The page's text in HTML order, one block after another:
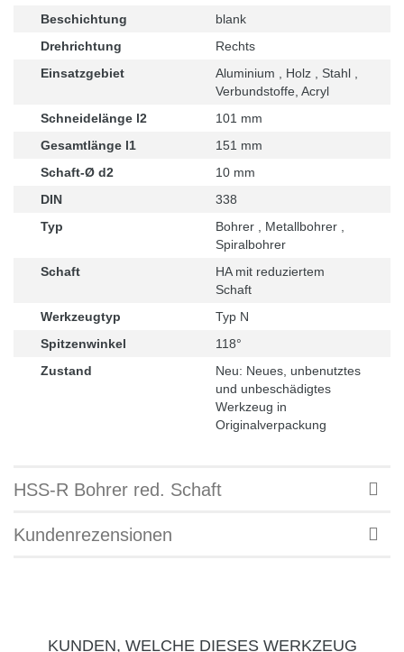
Beschichtung
blank
Drehrichtung
Rechts
Einsatzgebiet
Aluminium , Holz , Stahl ,
Verbundstoffe, Acryl
Schneidelänge l2
101 mm
Gesamtlänge l1
151 mm
Schaft-Ø d2
10 mm
DIN
338
Typ
Bohrer , Metallbohrer ,
Spiralbohrer
Schaft
HA mit reduziertem
Schaft
Werkzeugtyp
Typ N
Spitzenwinkel
118°
Zustand
Neu: Neues, unbenutztes
und unbeschädigtes
Werkzeug in
Originalverpackung
HSS-R Bohrer red. Schaft
Kundenrezensionen
KUNDEN, WELCHE DIESES WERKZEUG